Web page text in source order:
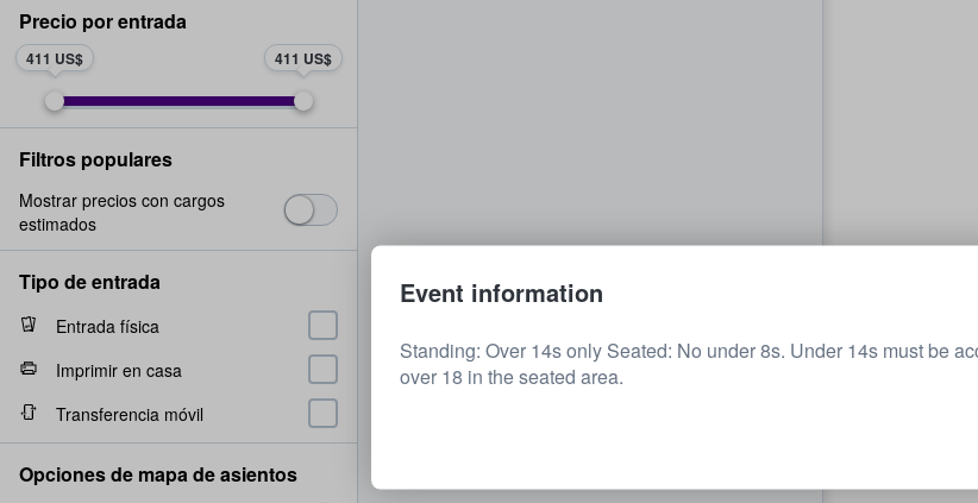
Precio por entrada
411 US$ 411 US$
Filtros populares
Mostrar precios con cargos
estimados
Tipo de entrada
Entrada física
Imprimir en casa
Transferencia móvil
Opciones de mapa de asientos
Event information
Standing: Over 14s only Seated: No under 8s. Under 14s must be
over 18 in the seated area.